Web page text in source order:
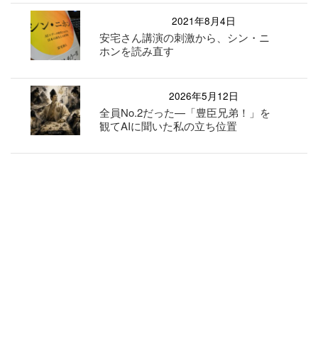
2021年8月4日
安宅さん講演の刺激から、シン・ニ
ホンを読み直す
2026年5月12日
全員No.2だった—「豊臣兄弟！」を
観てAIに聞いた私の立ち位置